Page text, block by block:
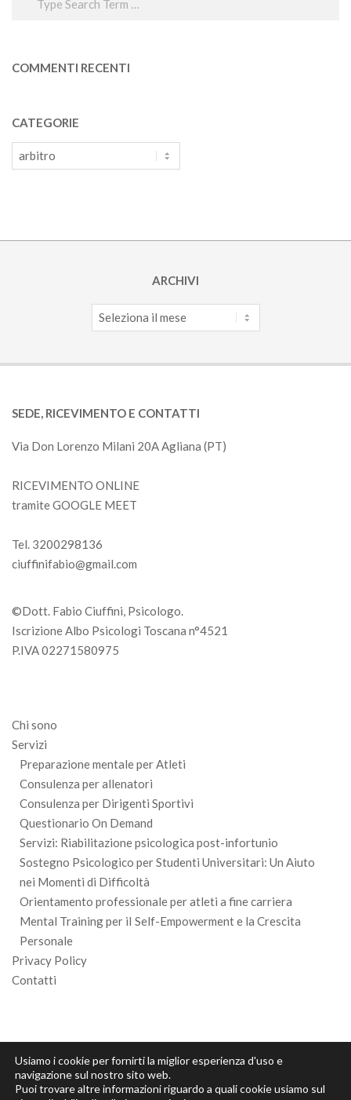
COMMENTI RECENTI
CATEGORIE
Categorie
ARCHIVI
Archivi
SEDE, RICEVIMENTO E CONTATTI
Via Don Lorenzo Milani 20A Agliana (PT)
RICEVIMENTO ONLINE
tramite GOOGLE MEET
Tel. 3200298136
ciuffinifabio@gmail.com
©Dott. Fabio Ciuffini, Psicologo.
Iscrizione Albo Psicologi Toscana n°4521
P.IVA 02271580975
Chi sono
Servizi
Preparazione mentale per Atleti
Consulenza per allenatori
Consulenza per Dirigenti Sportivi
Questionario On Demand
Servizi: Riabilitazione psicologica post-infortunio
Sostegno Psicologico per Studenti Universitari: Un Aiuto
nei Momenti di Difficoltà
Orientamento professionale per atleti a fine carriera
Mental Training per iI Self-Empowerment e la Crescita
Personale
Privacy Policy
Contatti
Usiamo i cookie per fornirti la miglior esperienza d'uso e
navigazione sul nostro sito web.
Puoi trovare altre informazioni riguardo a quali cookie usiamo sul